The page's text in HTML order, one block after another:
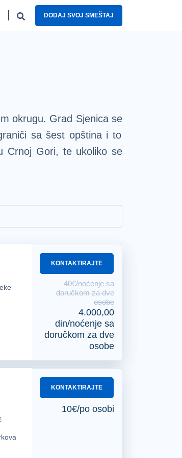
DODAJ SVOJ SMEŠTAJ
okrugu. Grad Sjenica se
sa šest opština i to
Crnoj Gori, te ukoliko se
prvenstveno zbog
Hoteli su veoma
Sjenicu imaju u ponudi
vašim potrebama i
mesta Evrope,pa se
je pretežno planinskog
podignuta 1870. godine
KONTAKTIRAJTE
40€/noćenje sa
doručkom za dve
osobe
4.000,00
din/noćenje sa
doručkom za dve
osobe
KONTAKTIRAJTE
10€/po osobi